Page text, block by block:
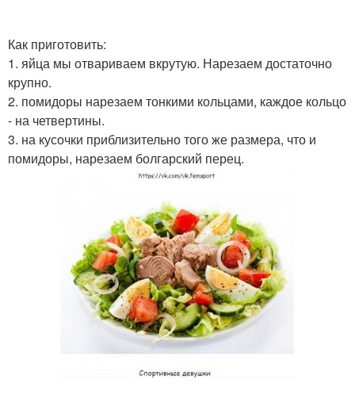
Как приготовить:
1. яйца мы отвариваем вкрутую. Нарезаем достаточно
крупно.
2. помидоры нарезаем тонкими кольцами, каждое кольцо
- на четвертины.
3. на кусочки приблизительно того же размера, что и
помидоры, нарезаем болгарский перец.